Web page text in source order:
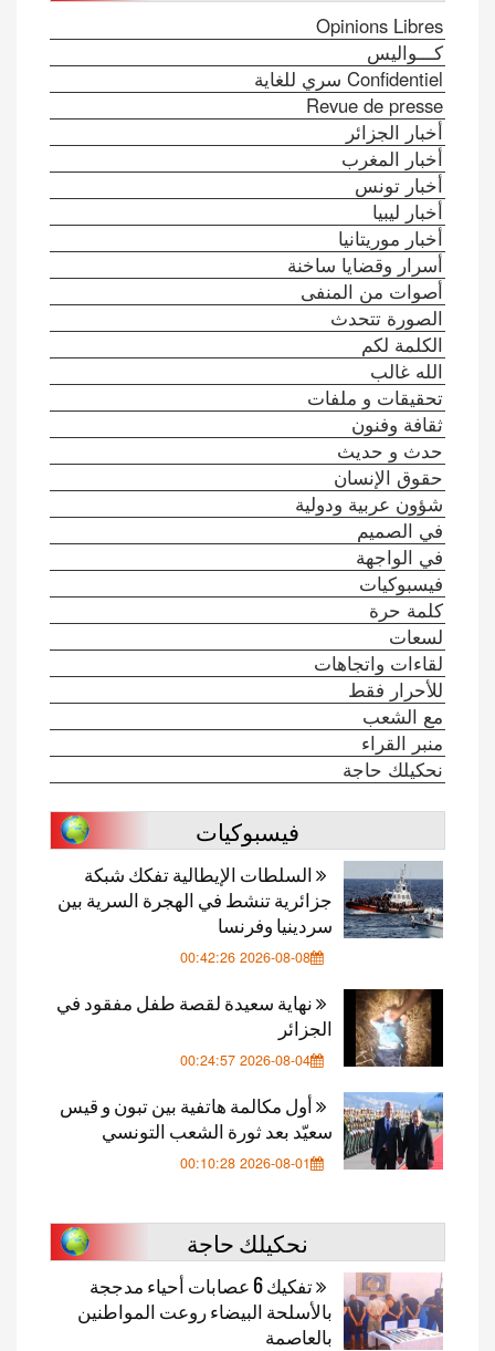
Opinions Libres
كـــواليس
Confidentiel سري للغاية
Revue de presse
أخبار الجزائر
أخبار المغرب
أخبار تونس
أخبار ليبيا
أخبار موريتانيا
أسرار وقضايا ساخنة
أصوات من المنفى
الصورة تتحدث
الكلمة لكم
الله غالب
تحقيقات و ملفات
ثقافة وفنون
حدث و حديث
حقوق الإنسان
شؤون عربية ودولية
في الصميم
في الواجهة
فيسبوكيات
كلمة حرة
لسعات
لقاءات واتجاهات
للأحرار فقط
مع الشعب
منبر القراء
نحكيلك حاجة
فيسبوكيات
السلطات الإيطالية تفكك شبكة
جزائرية تنشط في الهجرة السرية بين
سردينيا وفرنسا
2026-08-08 00:42:26
نهاية سعيدة لقصة طفل مفقود في
الجزائر
2026-08-04 00:24:57
أول مكالمة هاتفية بين تبون و قيس
سعيّد بعد ثورة الشعب التونسي
2026-08-01 00:10:28
نحكيلك حاجة
تفكيك 6 عصابات أحياء مدججة
بالأسلحة البيضاء روعت المواطنين
بالعاصمة